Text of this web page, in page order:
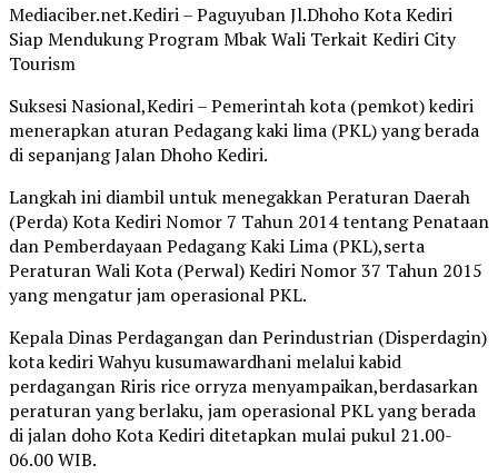
Mediaciber.net.Kediri – Paguyuban Jl.Dhoho Kota Kediri
Siap Mendukung Program Mbak Wali Terkait Kediri City
Tourism
Suksesi Nasional,Kediri – Pemerintah kota (pemkot) kediri
menerapkan aturan Pedagang kaki lima (PKL) yang berada
di sepanjang Jalan Dhoho Kediri.
Langkah ini diambil untuk menegakkan Peraturan Daerah
(Perda) Kota Kediri Nomor 7 Tahun 2014 tentang Penataan
dan Pemberdayaan Pedagang Kaki Lima (PKL),serta
Peraturan Wali Kota (Perwal) Kediri Nomor 37 Tahun 2015
yang mengatur jam operasional PKL.
Kepala Dinas Perdagangan dan Perindustrian (Disperdagin)
kota kediri Wahyu kusumawardhani melalui kabid
perdagangan Riris rice orryza menyampaikan,berdasarkan
peraturan yang berlaku, jam operasional PKL yang berada
di jalan doho Kota Kediri ditetapkan mulai pukul 21.00-
06.00 WIB.